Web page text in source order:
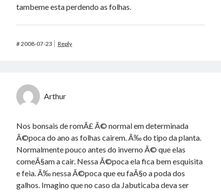
tambeme esta perdendo as folhas.
#2008-07-23 Reply
Arthur
Nos bonsais de romÃ£ Ã© normal em determinada
Ã©poca do ano as folhas cairem. Ã‰ do tipo da planta.
Normalmente pouco antes do inverno Ã© que elas
comeÃ§am a cair. Nessa Ã©poca ela fica bem esquisita
e feia. Ã‰ nessa Ã©poca que eu faÃ§o a poda dos
galhos. Imagino que no caso da Jabuticaba deva ser